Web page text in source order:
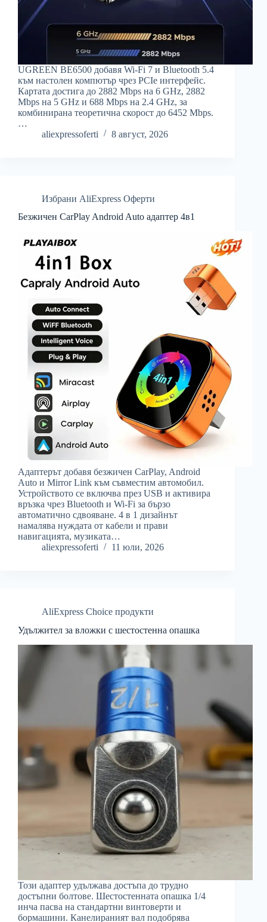
UGREEN BE6500 добавя Wi-Fi 7 и Bluetooth 5.4
към настолен компютър чрез PCIe интерфейс.
Картата достига до 2882 Mbps на 6 GHz, 2882
Mbps на 5 GHz и 688 Mbps на 2.4 GHz, за
комбинирана теоретична скорост до 6452 Mbps.
…
aliexpressoferti
8 август, 2026
Избрани AliExpress Оферти
Безжичен CarPlay Android Auto адаптер 4в1
Адаптерът добавя безжичен CarPlay, Android
Auto и Mirror Link към съвместим автомобил.
Устройството се включва през USB и активира
връзка чрез Bluetooth и Wi-Fi за бързо
автоматично сдвояване. 4 в 1 дизайнът
намалява нуждата от кабели и прави
навигацията, музиката…
aliexpressoferti
11 юли, 2026
AliExpress Choice продукти
Удължител за вложки с шестостенна опашка
Този адаптер удължава достъпа до трудно
достъпни болтове. Шестостенната опашка 1/4
инча пасва на стандартни винтоверти и
бормашини. Канелираният вал подобрява